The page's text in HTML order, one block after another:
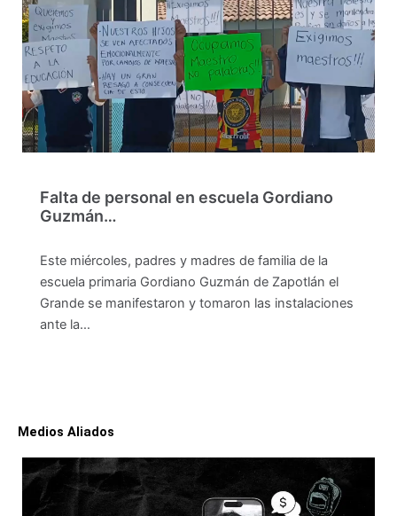
Falta de personal en escuela Gordiano
Guzmán…
Este miércoles, padres y madres de familia de la
escuela primaria Gordiano Guzmán de Zapotlán el
Grande se manifestaron y tomaron las instalaciones
ante la…
Medios Aliados